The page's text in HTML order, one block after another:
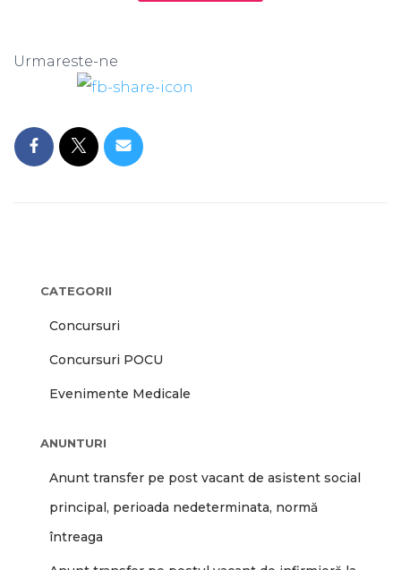
Urmareste-ne
CATEGORII
Concursuri
Concursuri POCU
Evenimente Medicale
ANUNTURI
Anunt transfer pe post vacant de asistent social
principal, perioada nedeterminata, normă
întreaga